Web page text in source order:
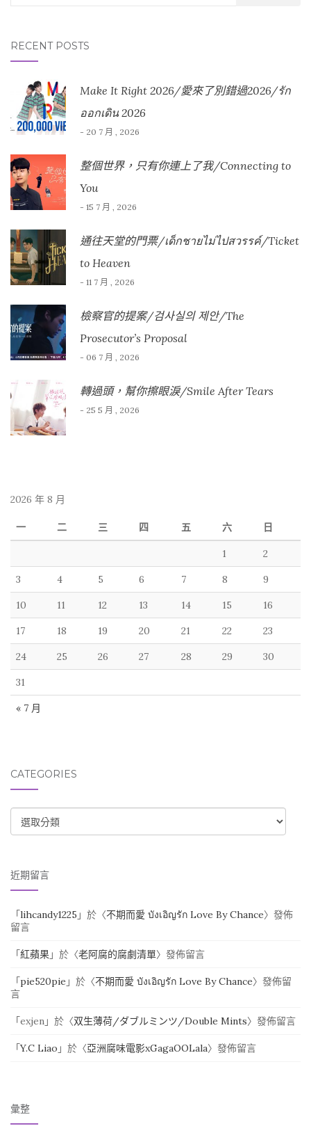
RECENT POSTS
Make It Right 2026/愛來了別錯過2026/รัก
ออกเดิน 2026
- 20 7 月 , 2026
整個世界，只有你連上了我/Connecting to
You
- 15 7 月 , 2026
通往天堂的門票/เด็กชายไม่ไปสวรรค์/Ticket
to Heaven
- 11 7 月 , 2026
檢察官的提案/검사실의 제안/The
Prosecutor’s Proposal
- 06 7 月 , 2026
轉過頭，幫你擦眼淚/Smile After Tears
- 25 5 月 , 2026
2026 年 8 月
一 二 三 四 五 六 日
« 7 月
1 2
3 4 5 6 7 8 9
10 11 12 13 14 15 16
17 18 19 20 21 22 23
24 25 26 27 28 29 30
31
CATEGORIES
CATEGORIES
近期留言
「lihcandy1225 」於〈不期而愛 บังเอิญรัก Love By Chance〉發佈
留言
「紅蘋果 」於〈老阿腐的腐劇清單〉發佈留言
「pie520pie 」於〈不期而愛 บังเอิญรัก Love By Chance〉發佈留
言
「exjen 」於〈双生薄荷/ダブルミンツ/Double Mints〉發佈留言
「Y.C Liao 」於〈亞洲腐味電影xGagaOOLala〉發佈留言
彙整